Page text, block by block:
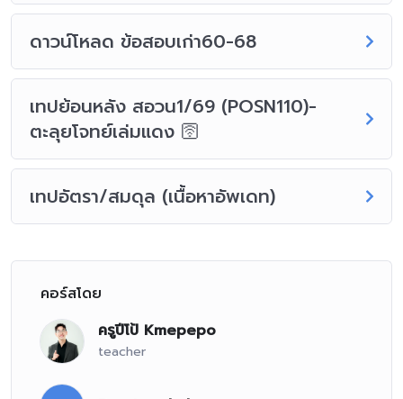
ดาวน์โหลด ข้อสอบเก่า60-68
เทปย้อนหลัง สอวน1/69 (POSN110)-
ตะลุยโจทย์เล่มแดง 🛜
เทปอัตรา/สมดุล (เนื้อหาอัพเดท)
คอร์สโดย
ครูปีโป้ Kmepepo
teacher